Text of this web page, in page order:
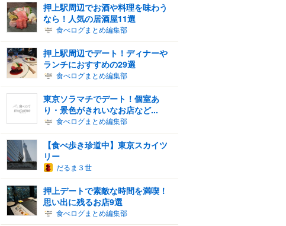
押上駅周辺でお酒や料理を味わう
なら！人気の居酒屋11選
食べログまとめ編集部
押上駅周辺でデート！ディナーや
ランチにおすすめの29選
食べログまとめ編集部
東京ソラマチでデート！個室あ
り・景色がきれいなお店など...
食べログまとめ編集部
【食べ歩き珍道中】東京スカイツ
リー
だるま３世
押上デートで素敵な時間を満喫！
思い出に残るお店9選
食べログまとめ編集部